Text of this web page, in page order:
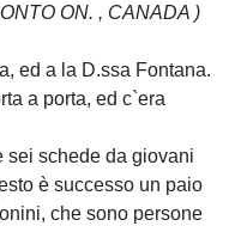
ON. , CANADA )
ed a la D.ssa Fontana.
a porta, ed c`era
sei schede da giovani
è successo un paio
che sono persone